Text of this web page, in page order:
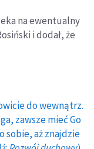
na ewentualny
i dodał, że
do wewnątrz.
zawsze mieć Go
sobie, aż znajdzie